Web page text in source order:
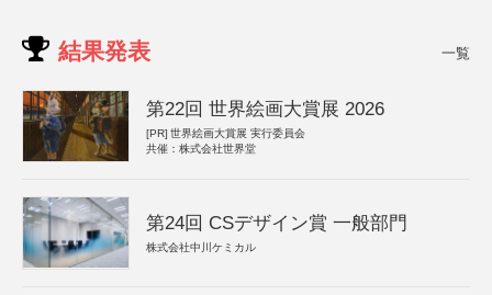
結果発表 一覧
第22回 世界絵画大賞展 2026
[PR] 世界絵画大賞展 実行委員会
共催：株式会社世界堂
第24回 CSデザイン賞 一般部門
株式会社中川ケミカル